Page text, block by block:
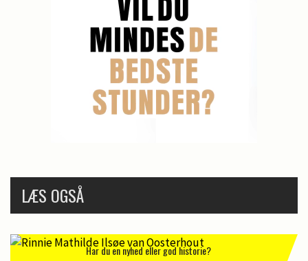
LÆS OGSÅ
Har du en nyhed eller god historie?